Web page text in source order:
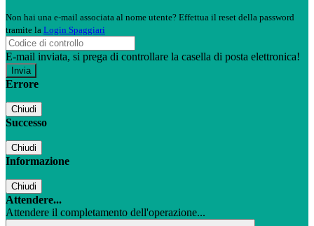
Non hai una e-mail associata al nome utente? Effettua il reset della password
tramite la Login Spaggiari
E-mail inviata, si prega di controllare la casella di posta elettronica!
Errore
Chiudi
Successo
Chiudi
Informazione
Chiudi
Attendere...
Attendere il completamento dell'operazione...